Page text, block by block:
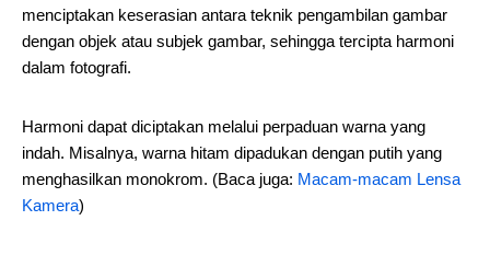
menciptakan keserasian antara teknik pengambilan gambar
dengan objek atau subjek gambar, sehingga tercipta harmoni
dalam fotografi.
Harmoni dapat diciptakan melalui perpaduan warna yang
indah. Misalnya, warna hitam dipadukan dengan putih yang
menghasilkan monokrom. (Baca juga: Macam-macam Lensa
Kamera)